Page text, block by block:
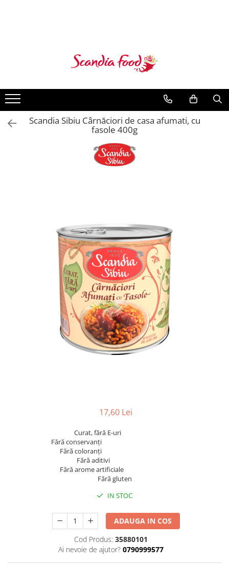
Scandia Sibiu Cârnăciori de casa afumati, cu
fasole 400g
17,60 Lei
Curat, fără E-uri
Fără conservanți
Fără coloranți
Fără aditivi
Fără arome artificiale
Fără gluten
IN STOC
ADAUGA IN COS
Cod Produs: 35880101
Ai nevoie de ajutor? 0790999577